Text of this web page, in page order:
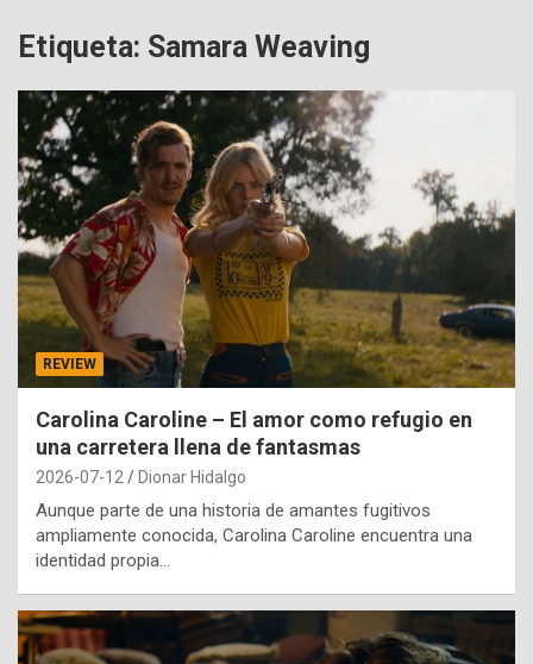
Etiqueta: Samara Weaving
REVIEW
Carolina Caroline – El amor como refugio en
una carretera llena de fantasmas
2026-07-12 Dionar Hidalgo
Aunque parte de una historia de amantes fugitivos
ampliamente conocida, Carolina Caroline encuentra una
identidad propia…